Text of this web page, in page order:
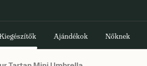
Ajándékok Nőknek